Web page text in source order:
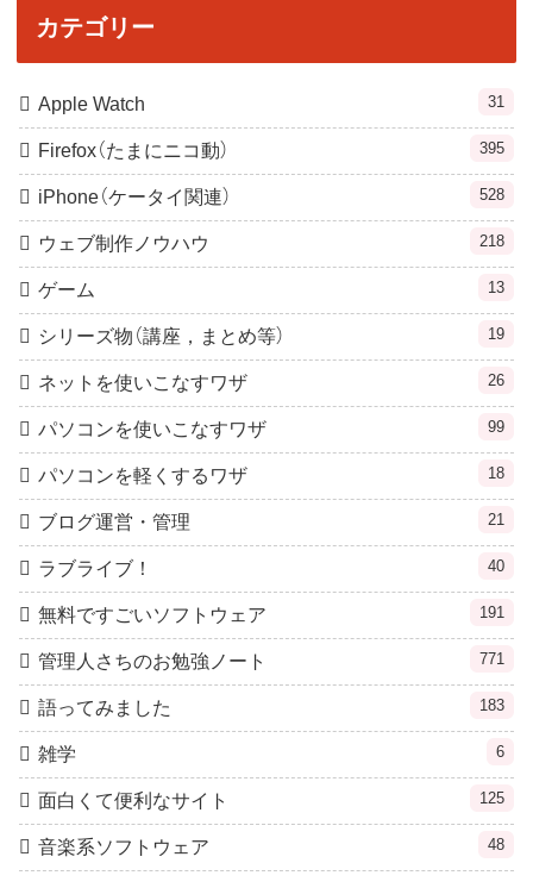
カテゴリー
Apple Watch 31
Firefox（たまにニコ動） 395
iPhone（ケータイ関連） 528
ウェブ制作ノウハウ 218
ゲーム 13
シリーズ物（講座，まとめ等） 19
ネットを使いこなすワザ 26
パソコンを使いこなすワザ 99
パソコンを軽くするワザ 18
ブログ運営・管理 21
ラブライブ！ 40
無料ですごいソフトウェア 191
管理人さちのお勉強ノート 771
語ってみました 183
雑学 6
面白くて便利なサイト 125
音楽系ソフトウェア 48